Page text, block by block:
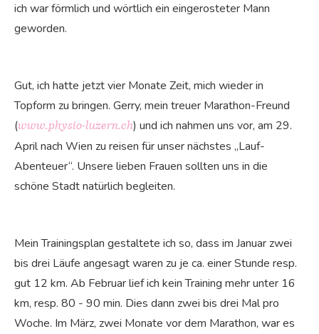
ich war förmlich und wörtlich ein eingerosteter Mann
geworden.
Gut, ich hatte jetzt vier Monate Zeit, mich wieder in
Topform zu bringen. Gerry, mein treuer Marathon-Freund
(www.physio-luzern.ch) und ich nahmen uns vor, am 29.
April nach Wien zu reisen für unser nächstes „Lauf-
Abenteuer“. Unsere lieben Frauen sollten uns in die
schöne Stadt natürlich begleiten.
Mein Trainingsplan gestaltete ich so, dass im Januar zwei
bis drei Läufe angesagt waren zu je ca. einer Stunde resp.
gut 12 km. Ab Februar lief ich kein Training mehr unter 16
km, resp. 80 - 90 min. Dies dann zwei bis drei Mal pro
Woche. Im März, zwei Monate vor dem Marathon, war es